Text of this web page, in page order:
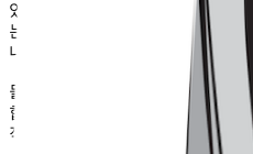
있다는 판단 아래,
멤버십과
는데요. 멤버십과 핵심 사업을
니다.
물론 그렇다고 해서 적립이 무
합한 혜택을 만들 수 있는 기업
적인 유인책이기도 하고요.